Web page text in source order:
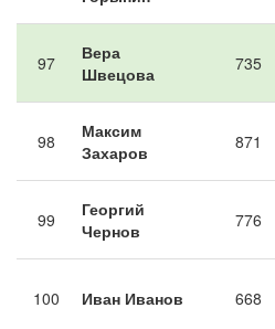
97
Вера
Швецова
735
98
Максим
Захаров
871
99
Георгий
Чернов
776
100 Иван Иванов 668